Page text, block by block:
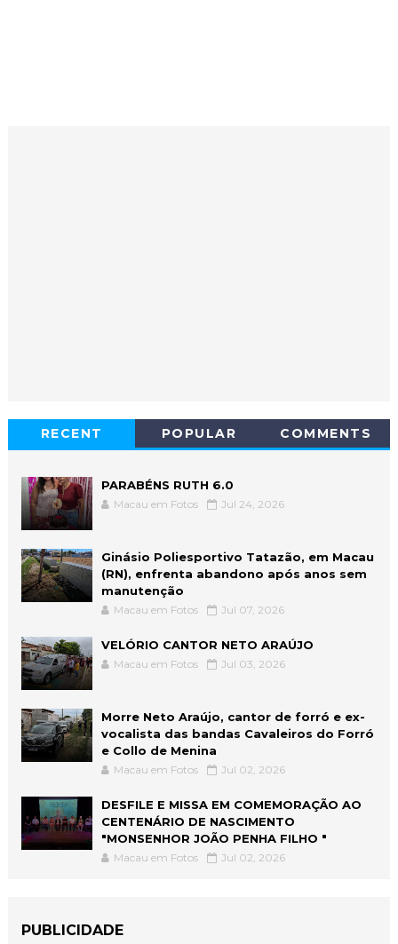
RECENT POPULAR COMMENTS
PARABÉNS RUTH 6.0
Macau em Fotos Jul 24, 2026
Ginásio Poliesportivo Tatazão, em Macau
(RN), enfrenta abandono após anos sem
manutenção
Macau em Fotos Jul 07, 2026
VELÓRIO CANTOR NETO ARAÚJO
Macau em Fotos Jul 03, 2026
Morre Neto Araújo, cantor de forró e ex-
vocalista das bandas Cavaleiros do Forró
e Collo de Menina
Macau em Fotos Jul 02, 2026
DESFILE E MISSA EM COMEMORAÇÃO AO
CENTENÁRIO DE NASCIMENTO
"MONSENHOR JOÃO PENHA FILHO "
Macau em Fotos Jul 02, 2026
PUBLICIDADE